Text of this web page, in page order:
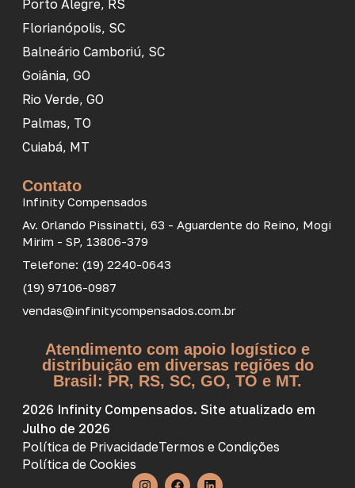
Porto Alegre, RS
Florianópolis, SC
Balneário Camboriú, SC
Goiânia, GO
Rio Verde, GO
Palmas, TO
Cuiabá, MT
Contato
Infinity Compensados
Av. Orlando Pissinatti, 63 - Aguardente do Reino, Mogi
Mirim - SP, 13806-379
Telefone: (19) 2240-0643
(19) 97106-0987
vendas@infinitycompensados.com.br
Atendimento com apoio logístico e
distribuição em diversas regiões do
Brasil: PR, RS, SC, GO, TO e MT.
2026 Infinity Compensados. Site atualizado em
Julho de 2026
Política de PrivacidadeTermos e Condições
Política de Cookies